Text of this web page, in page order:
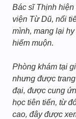
Bác sĩ Thịnh
viện Từ Dũ, nổi
mình, mang lại
hiếm muộn.
Phòng khám tại
nhưng được
đại, được cung
học tiên tiến, từ
cao, đây được